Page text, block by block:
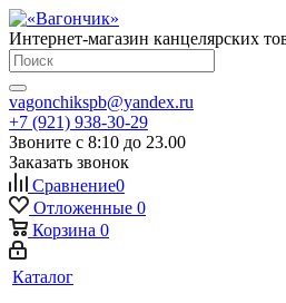
Интернет-магазин канцелярских
vagonchikspb@yandex.ru
+7 (921) 938-30-29
Звоните с 8:10 до 23.00
Заказать звонок
Сравнение0
Отложенные 0
Корзина 0
Каталог